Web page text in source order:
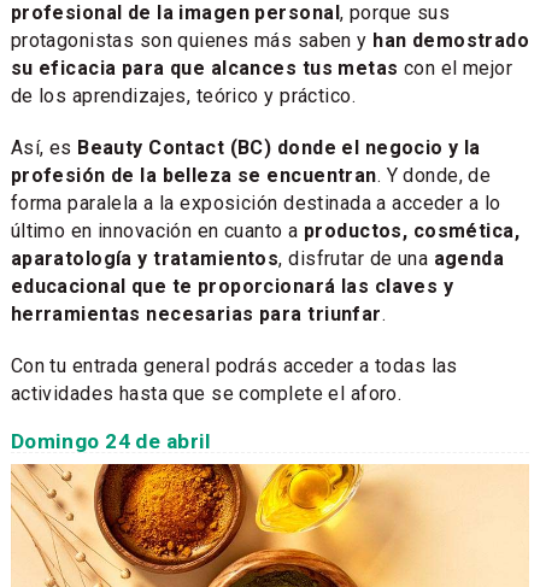
profesional de la imagen personal , porque sus
protagonistas son quienes más saben y han demostrado
su eficacia para que alcances tus metas con el mejor
de los aprendizajes, teórico y práctico.
Así, es Beauty Contact (BC) donde el negocio y la
profesión de la belleza se encuentran. Y donde, de
forma paralela a la exposición destinada a acceder a lo
último en innovación en cuanto a productos, cosmética,
aparatología y tratamientos, disfrutar de una agenda
educacional que te proporcionará las claves y
herramientas necesarias para triunfar.
Con tu entrada general podrás acceder a todas las
actividades hasta que se complete el aforo.
Domingo 24 de abril